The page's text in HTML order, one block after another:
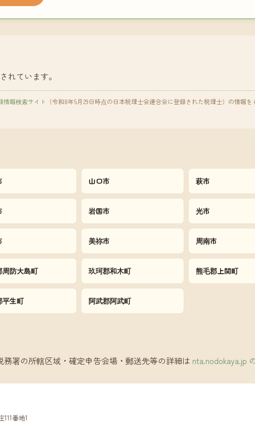
れています。
情報検索サイト （令和8年5月29日時点の日本税理士会連合会に登録された税理士）の情報を
山口市 萩市
岩国市 光市
美祢市 周南市
周防大島町 玖珂郡和木町 熊毛郡上関町
平生町 阿武郡阿武町
署の所轄区域・確定申告会場・郵送先等の詳細は nta.nodokaya.jp
番地1